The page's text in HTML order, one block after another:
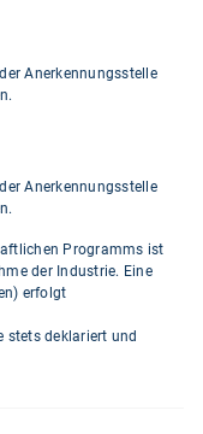
Anerkennungsstelle
Anerkennungsstelle
Programms ist
der Industrie. Eine
erfolgt
stets deklariert und